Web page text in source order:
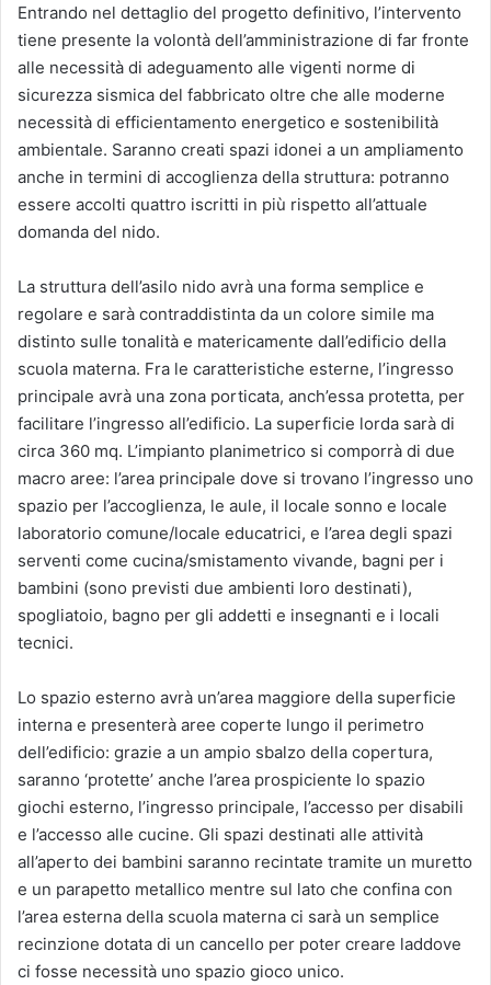
Entrando nel dettaglio del progetto definitivo, l’intervento
tiene presente la volontà dell’amministrazione di far fronte
alle necessità di adeguamento alle vigenti norme di
sicurezza sismica del fabbricato oltre che alle moderne
necessità di efficientamento energetico e sostenibilità
ambientale. Saranno creati spazi idonei a un ampliamento
anche in termini di accoglienza della struttura: potranno
essere accolti quattro iscritti in più rispetto all’attuale
domanda del nido.
La struttura dell’asilo nido avrà una forma semplice e
regolare e sarà contraddistinta da un colore simile ma
distinto sulle tonalità e matericamente dall’edificio della
scuola materna. Fra le caratteristiche esterne, l’ingresso
principale avrà una zona porticata, anch’essa protetta, per
facilitare l’ingresso all’edificio. La superficie lorda sarà di
circa 360 mq. L’impianto planimetrico si comporrà di due
macro aree: l’area principale dove si trovano l’ingresso uno
spazio per l’accoglienza, le aule, il locale sonno e locale
laboratorio comune/locale educatrici, e l’area degli spazi
serventi come cucina/smistamento vivande, bagni per i
bambini (sono previsti due ambienti loro destinati),
spogliatoio, bagno per gli addetti e insegnanti e i locali
tecnici.
Lo spazio esterno avrà un’area maggiore della superficie
interna e presenterà aree coperte lungo il perimetro
dell’edificio: grazie a un ampio sbalzo della copertura,
saranno ‘protette’ anche l’area prospiciente lo spazio
giochi esterno, l’ingresso principale, l’accesso per disabili
e l’accesso alle cucine. Gli spazi destinati alle attività
all’aperto dei bambini saranno recintate tramite un muretto
e un parapetto metallico mentre sul lato che confina con
l’area esterna della scuola materna ci sarà un semplice
recinzione dotata di un cancello per poter creare laddove
ci fosse necessità uno spazio gioco unico.